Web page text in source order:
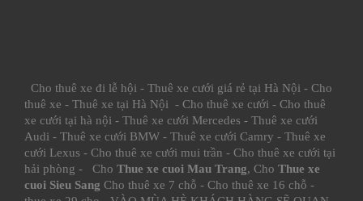
Cho thuê xe đi lễ hội - Thuê xe cưới giá rẻ tại Hà Nội - Cho
thuê xe - Thuê xe tại Hà Nội - Cho thuê xe cưới - Cho thuê
xe cưới tại hà nội - Thuê xe cưới Mercedes - Thuê xe cưới
Audi - Thuê xe cưới BMW - Thuê xe cưới Camry - Thuê xe
cưới Lexus - Cho thuê xe cưới mui trần - Cho thuê xe cưới tại
hải phòng - Cho Thue xe cuoi Mau Trang, Cho Thue xe
cuoi Sieu Sang Cho thuê xe 7 chỗ - Cho thuê xe 16 chỗ -